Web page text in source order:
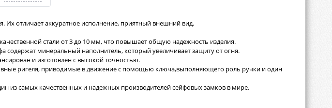
отличает аккуратное исполнение, приятный внешний вид.
стали от 3 до 10 мм, что повышает общую надежность изделия.
минеральный наполнитель, который увеличивает защиту от огня.
и изготовлен с высокой точностью.
ригеля, приводимые в движение с помощью ключа,выполняющего роль ручки и один
из самых качественных и надежных производителей сейфовых замков в мире.